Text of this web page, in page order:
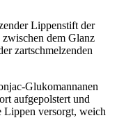
Lippenstift der
dem Glanz
zartschmelzenden
Glukomannanen
aufgepolstert und
Lippen versorgt, weich